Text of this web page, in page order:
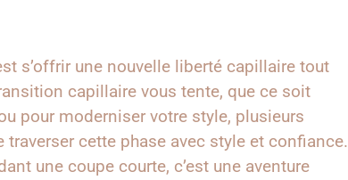
s’offrir une nouvelle liberté capillaire tout
capillaire vous tente, que ce soit
pour moderniser votre style, plusieurs
cette phase avec style et confiance.
une coupe courte, c’est une aventure